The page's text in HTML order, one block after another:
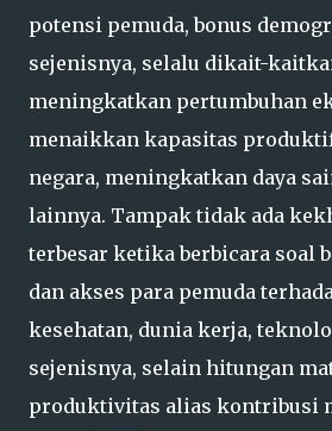
potensi pemuda, bonus
sejenisnya, selalu dikait-
meningkatkan pertumbuhan
menaikkan kapasitas
negara, meningkatkan daya
lainnya. Tampak tidak ada
terbesar ketika berbicara soal
dan akses para pemuda
kesehatan, dunia kerja,
sejenisnya, selain hitungan
produktivitas alias kontribusi